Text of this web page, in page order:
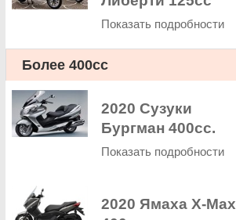
Показать подробности
Более 400cc
2020 Сузуки
Бургман 400cc.
Показать подробности
2020 Ямаха X-Max